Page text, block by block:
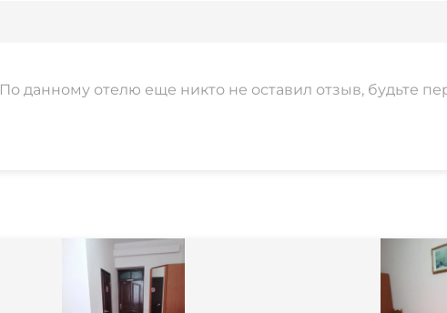
По данному отелю еще никто не оставил отзыв, будьте